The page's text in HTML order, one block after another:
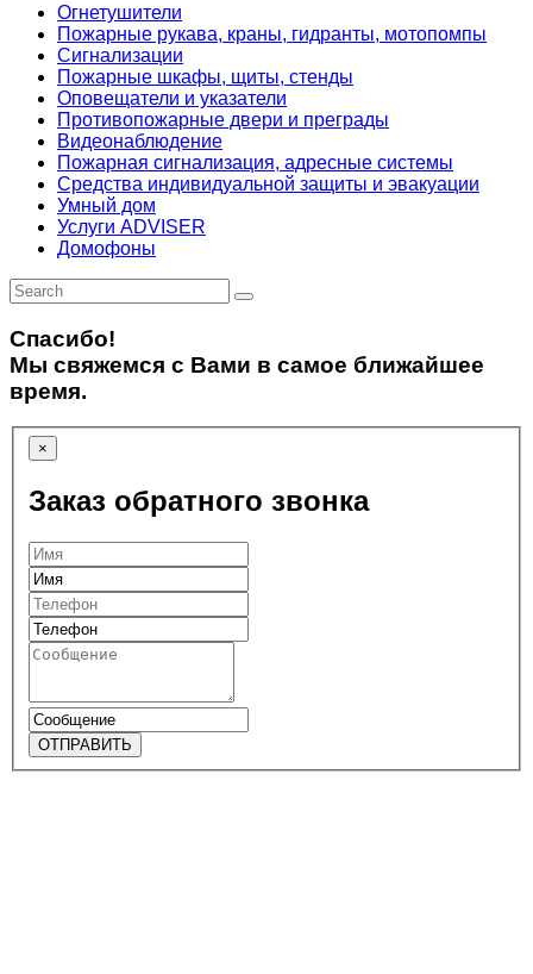
Огнетушители
Пожарные рукава, краны, гидранты, мотопомпы
Сигнализации
Пожарные шкафы, щиты, стенды
Оповещатели и указатели
Противопожарные двери и преграды
Видеонаблюдение
Пожарная сигнализация, адресные системы
Средства индивидуальной защиты и эвакуации
Умный дом
Услуги ADVISER
Домофоны
Спасибо!
Мы свяжемся с Вами в самое ближайшее
время.
×
Заказ обратного звонка
ОТПРАВИТЬ